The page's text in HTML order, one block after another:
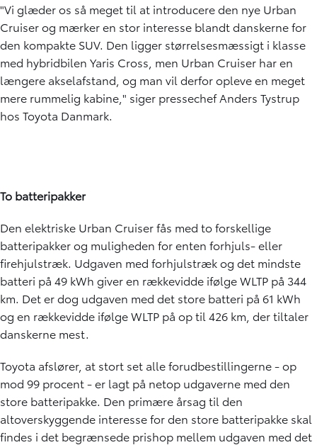
"Vi glæder os så meget til at introducere den nye Urban
Cruiser og mærker en stor interesse blandt danskerne for
den kompakte SUV. Den ligger størrelsesmæssigt i klasse
med hybridbilen Yaris Cross, men Urban Cruiser har en
længere akselafstand, og man vil derfor opleve en meget
mere rummelig kabine," siger pressechef Anders Tystrup
hos Toyota Danmark.
To batteripakker
Den elektriske Urban Cruiser fås med to forskellige
batteripakker og muligheden for enten forhjuls- eller
firehjulstræk. Udgaven med forhjulstræk og det mindste
batteri på 49 kWh giver en rækkevidde ifølge WLTP på 344
km. Det er dog udgaven med det store batteri på 61 kWh
og en rækkevidde ifølge WLTP på op til 426 km, der tiltaler
danskerne mest.
Toyota afslører, at stort set alle forudbestillingerne - op
mod 99 procent - er lagt på netop udgaverne med den
store batteripakke. Den primære årsag til den
altoverskyggende interesse for den store batteripakke skal
findes i det begrænsede prishop mellem udgaven med det